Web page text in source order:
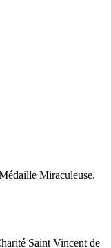
Miraculeuse.
Saint Vincent de